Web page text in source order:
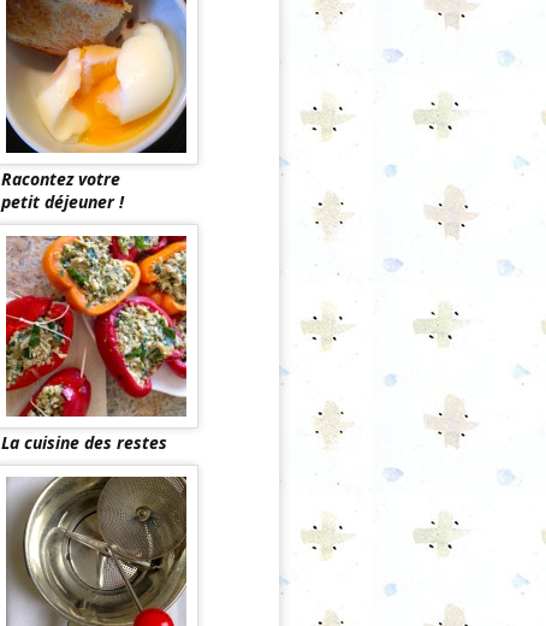
Racontez votre
petit déjeuner !
La cuisine des restes